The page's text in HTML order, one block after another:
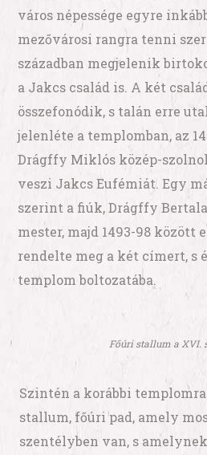
város népessége egyre
mezővárosi rangra tenni
században megjelenik
a Jakcs család is. A két
összefonódik, s talán erre
jelenléte a templomban, az
Drágffy Miklós közép-
veszi Jakcs Eufémiát. Egy
szerint a fiúk, Drágffy
mester, majd 1493-98 között
rendelte meg a két címert, s
templom boltozatába.
Főúri stallum a XVI.
Szintén a korábbi
stallum, főúri pad, amely
szentélyben van, s